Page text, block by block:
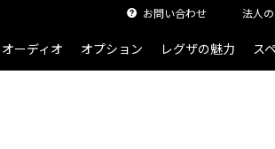
お問い合わせ 法人
オーディオ オプション レグザの魅力 ス